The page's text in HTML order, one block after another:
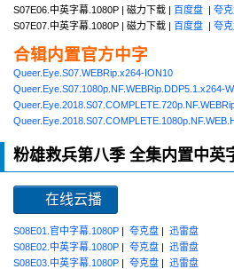
S07E06.中英字幕.1080P | 磁力下载 | 百度盘 | 夸
S07E07.中英字幕.1080P | 磁力下载 | 百度盘 | 夸
合辑内置官方中字
Queer.Eye.S07.WEBRip.x264-ION10
Queer.Eye.S07.1080p.NF.WEBRip.DDP5.1.x264-
粉雄救兵第八季 全集内置中英
在线云播
S08E01.官中字幕.1080P | 夸克盘 | 迅雷盘
S08E02.中英字幕.1080P | 夸克盘 | 迅雷盘
S08E03.中英字幕.1080P | 夸克盘 | 迅雷盘